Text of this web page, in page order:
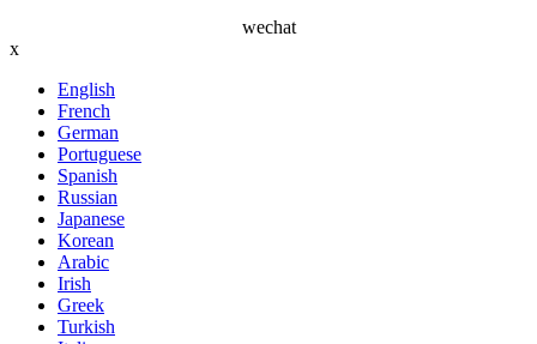
wechat
x
English
French
German
Portuguese
Spanish
Russian
Japanese
Korean
Arabic
Irish
Greek
Turkish